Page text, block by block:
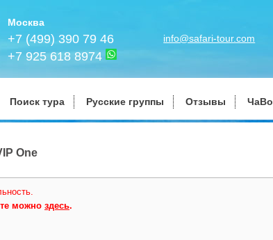
Москва
+7 (499) 390 79 46
+7 925 618 8974
info@safari-tour.com
Поиск тура Русские группы Отзывы ЧаВо
One
можно здесь.